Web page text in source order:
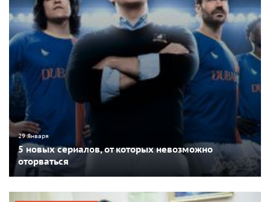
29 Января
5 новых сериалов, от которых невозможно
оторваться